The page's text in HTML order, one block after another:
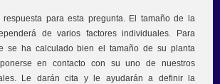
para esta pregunta. El tamaño de la
de varios factores individuales. Para
se ha calculado bien el tamaño de su planta
en contacto con su uno de nuestros
Le darán cita y le ayudarán a definir la